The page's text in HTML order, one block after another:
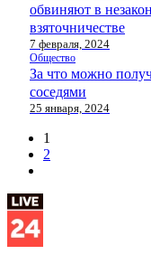
обвиняют в
взяточничестве
7 февраля, 2024
Общество
За что можно
соседями
25 января, 2024
1
2